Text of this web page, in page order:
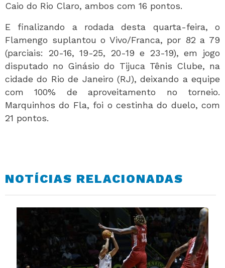
Caio do Rio Claro, ambos com 16 pontos.
E finalizando a rodada desta quarta-feira, o
Flamengo suplantou o Vivo/Franca, por 82 a 79
(parciais: 20-16, 19-25, 20-19 e 23-19), em jogo
disputado no Ginásio do Tijuca Tênis Clube, na
cidade do Rio de Janeiro (RJ), deixando a equipe
com 100% de aproveitamento no torneio.
Marquinhos do Fla, foi o cestinha do duelo, com
21 pontos.
NOTÍCIAS RELACIONADAS